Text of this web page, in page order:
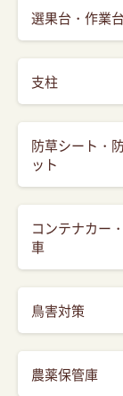
選果台・作業台
支柱
防草シート・
ット
コンテナカー
車
鳥害対策
農薬保管庫